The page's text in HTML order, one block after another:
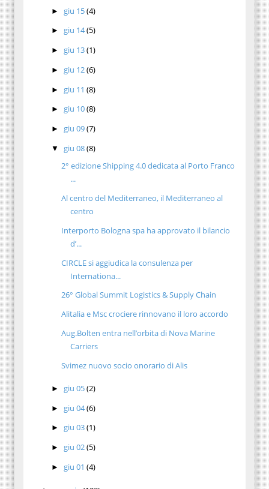
► giu 15(4)
► giu 14(5)
► giu 13(1)
► giu 12(6)
► giu 11(8)
► giu 10(8)
► giu 09(7)
▼ giu 08(8)
2° edizione Shipping 4.0 dedicata al Porto Franco
...
Al centro del Mediterraneo, il Mediterraneo al
centro
Interporto Bologna spa ha approvato il bilancio
d’...
CIRCLE si aggiudica la consulenza per
Internationa...
26° Global Summit Logistics & Supply Chain
Alitalia e Msc crociere rinnovano il loro accordo
Aug.Bolten entra nell’orbita di Nova Marine
Carriers
Svimez nuovo socio onorario di Alis
► giu 05(2)
► giu 04(6)
► giu 03(1)
► giu 02(5)
► giu 01(4)